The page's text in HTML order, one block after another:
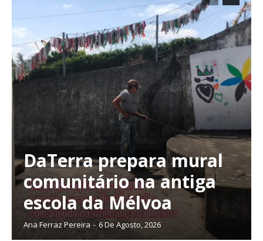
Planos de Assinatura
Faça-se assinante do Região de Cister e ajude-nos a manter este serviço
DaTerra prepara mural
comunitário na antiga
escola da Mélvoa
Ana Ferraz Pereira - 6 De Agosto, 2026